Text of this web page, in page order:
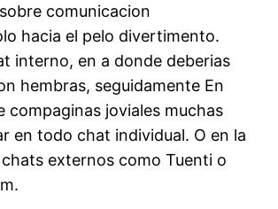
comunicacion
hacia el pelo divertimento.
interno, en a donde deberias
hembras, seguidamente En
compaginas joviales muchas
en todo chat individual. O en la
externos como Tuenti o